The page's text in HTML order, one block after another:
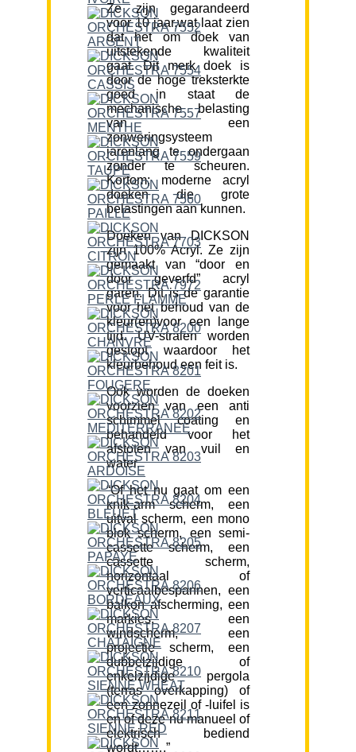
Ze zijn gegarandeerd
voor 10 jaar,wat laat zien
dat het om doek van
uitstekende kwaliteit
gaat. Dit merk doek is
door de hoge treksterkte
goed in staat de
mechanische belasting
van een
zonweringsysteem
jarenlang te ondergaan
zonder te scheuren.
Kortom; moderne acryl
doeken die grote
belastingen aan kunnen.
Doeken van DICKSON
zijn 100% Acryl. Ze zijn
gemaakt van “door en
door geverfd” acryl
garen. Dit is de garantie
voor het behoud van de
kleur(en)voor een lange
tijd. UV-stralen worden
gestopt waardoor het
kleurbehoud een feit is.
Ook worden de doeken
voorzien van een anti
schimmel coating en
behandeld voor het
afstoten van vuil en
water.
“Of het nu gaat om een
knik-arm scherm, een
uitval scherm, een mono
blok scherm, een semi-
cassette scherm, een
cassette scherm,
horizontaal of
verticaalbespannen, een
balkon afscherming, een
markies, een
windscherm, een
projectie scherm, een
dubbelzijdige of
enkelzijdige pergola
(terras overkapping) of
een zonnezeil of -luifel is
en of deze nu manueel of
elektrisch bediend
wordt…….”